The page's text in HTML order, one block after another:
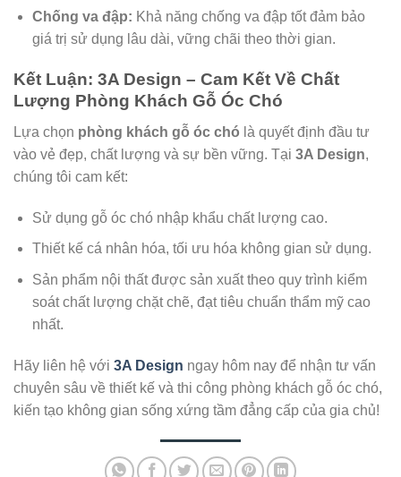
Chống va đập: Khả năng chống va đập tốt đảm bảo
giá trị sử dụng lâu dài, vững chãi theo thời gian.
Kết Luận: 3A Design – Cam Kết Về Chất
Lượng Phòng Khách Gỗ Óc Chó
Lựa chọn phòng khách gỗ óc chó là quyết định đầu tư
vào vẻ đẹp, chất lượng và sự bền vững. Tại 3A Design,
chúng tôi cam kết:
Sử dụng gỗ óc chó nhập khẩu chất lượng cao.
Thiết kế cá nhân hóa, tối ưu hóa không gian sử dụng.
Sản phẩm nội thất được sản xuất theo quy trình kiểm
soát chất lượng chặt chẽ, đạt tiêu chuẩn thẩm mỹ cao
nhất.
Hãy liên hệ với 3A Design ngay hôm nay để nhận tư vấn
chuyên sâu về thiết kế và thi công phòng khách gỗ óc chó,
kiến tạo không gian sống xứng tầm đẳng cấp của gia chủ!